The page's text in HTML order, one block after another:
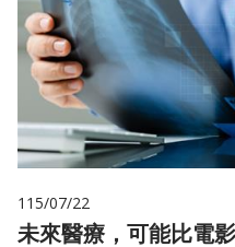
115/07/22
未來醫療，可能比電